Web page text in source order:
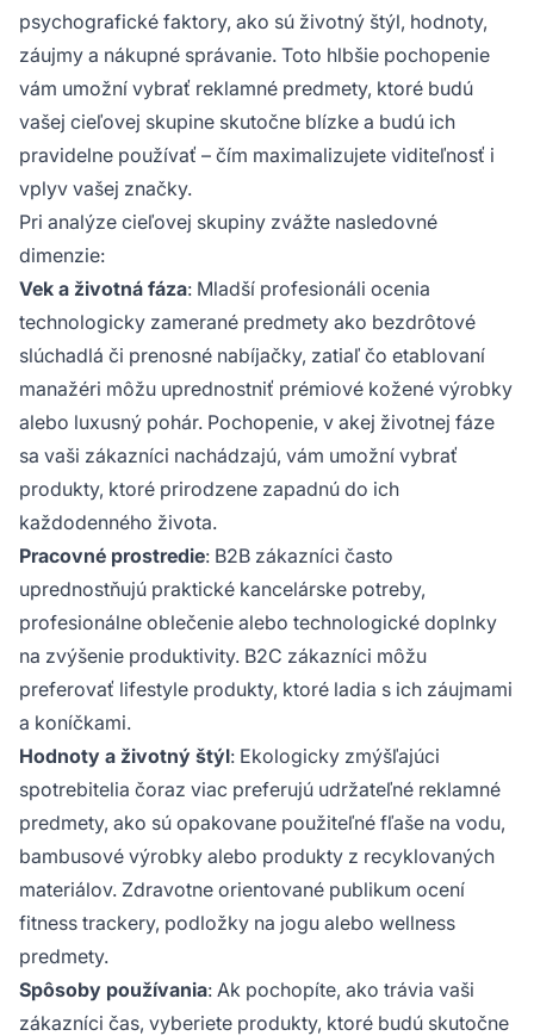
psychografické faktory, ako sú životný štýl, hodnoty,
záujmy a nákupné správanie. Toto hlbšie pochopenie
vám umožní vybrať reklamné predmety, ktoré budú
vašej cieľovej skupine skutočne blízke a budú ich
pravidelne používať – čím maximalizujete viditeľnosť i
vplyv vašej značky.
Pri analýze cieľovej skupiny zvážte nasledovné
dimenzie:
Vek a životná fáza: Mladší profesionáli ocenia
technologicky zamerané predmety ako bezdrôtové
slúchadlá či prenosné nabíjačky, zatiaľ čo etablovaní
manažéri môžu uprednostniť prémiové kožené výrobky
alebo luxusný pohár. Pochopenie, v akej životnej fáze
sa vaši zákazníci nachádzajú, vám umožní vybrať
produkty, ktoré prirodzene zapadnú do ich
každodenného života.
Pracovné prostredie: B2B zákazníci často
uprednostňujú praktické kancelárske potreby,
profesionálne oblečenie alebo technologické doplnky
na zvýšenie produktivity. B2C zákazníci môžu
preferovať lifestyle produkty, ktoré ladia s ich záujmami
a koníčkami.
Hodnoty a životný štýl: Ekologicky zmýšľajúci
spotrebitelia čoraz viac preferujú udržateľné reklamné
predmety, ako sú opakovane použiteľné fľaše na vodu,
bambusové výrobky alebo produkty z recyklovaných
materiálov. Zdravotne orientované publikum ocení
fitness trackery, podložky na jogu alebo wellness
predmety.
Spôsoby používania: Ak pochopíte, ako trávia vaši
zákazníci čas, vyberiete produkty, ktoré budú skutočne